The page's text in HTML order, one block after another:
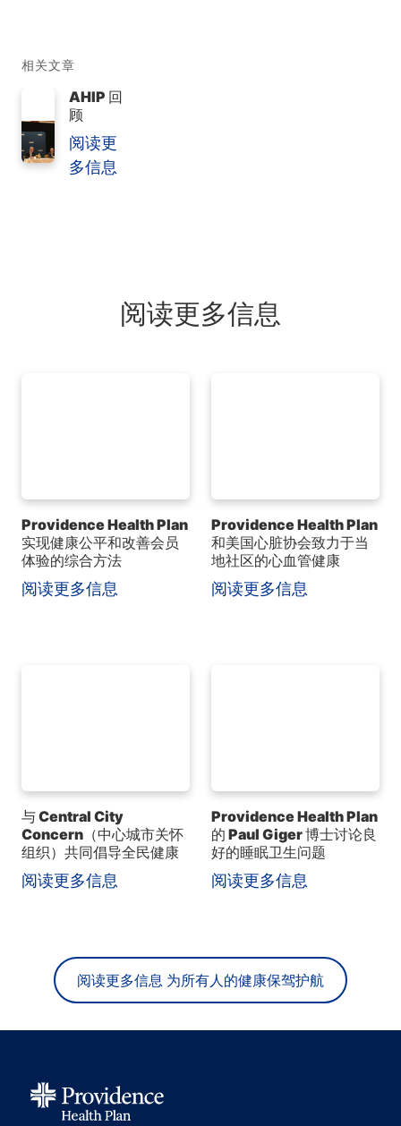
相关文章
AHIP 回
顾
阅读更
多信息
阅读更多信息
Providence Health Plan
实现健康公平和改善会员
体验的综合方法
阅读更多信息
Providence Health Plan
和美国心脏协会致力于当
地社区的心血管健康
阅读更多信息
与 Central City
Concern（中心城市关怀
组织）共同倡导全民健康
阅读更多信息
Providence Health Plan
的 Paul Giger 博士讨论良
好的睡眠卫生问题
阅读更多信息
阅读更多信息 为所有人的健康保驾护航